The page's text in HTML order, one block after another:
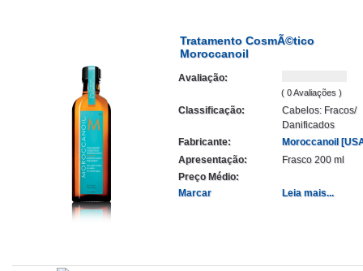
Tratamento CosmÃ©tico
Moroccanoil
Avaliação:
( 0 Avaliações )
Classificação:
Cabelos: Fracos/
Danificados
Fabricante:
Moroccanoil
Apresentação:
Frasco 200 ml
Preço Médio:
Marcar
Leia mais...